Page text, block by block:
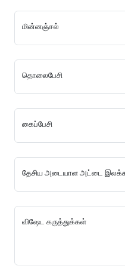
மின்னஞ்சல்
தொலைபேசி
கைப்பேசி
தேசிய அடையாள அட்டை
விஷேட கருத்துக்கள்